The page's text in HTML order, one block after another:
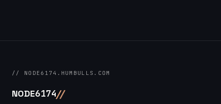
// NODE6174.HUMBULLS.COM
NODE6174//